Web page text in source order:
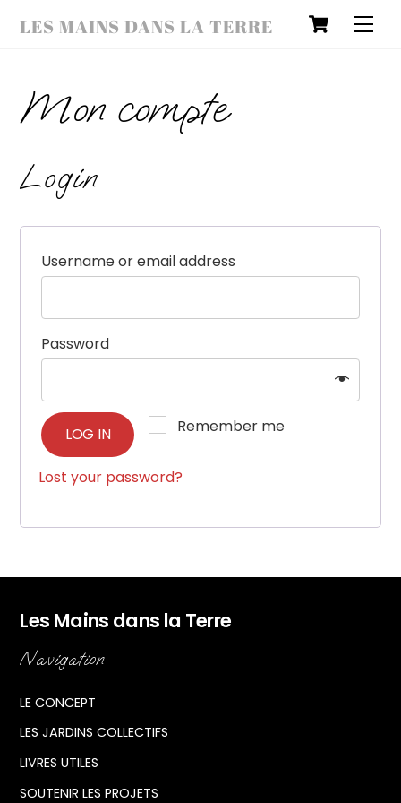
Cart
LES MAINS DANS LA TERRE
Mon compte
Login
Username or email address
Password
Remember me
LOG IN
Lost your password?
Les Mains dans la Terre
Navigation
LE CONCEPT
LES JARDINS COLLECTIFS
LIVRES UTILES
SOUTENIR LES PROJETS